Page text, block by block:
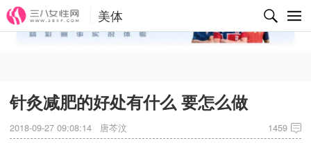
✕
美体
针灸减肥的好处有什么 要怎么做
2018-09-27 09:08:14 唐芩汶 1459